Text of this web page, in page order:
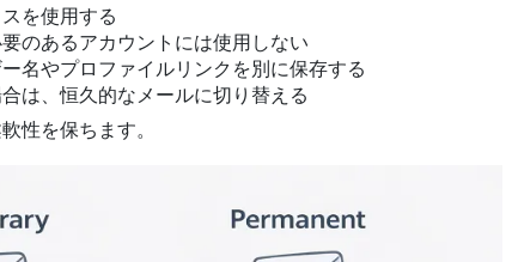
を使用する
のあるアカウントには使用しない
名やプロファイルリンクを別に保存する
は、恒久的なメールに切り替える
性を保ちます。